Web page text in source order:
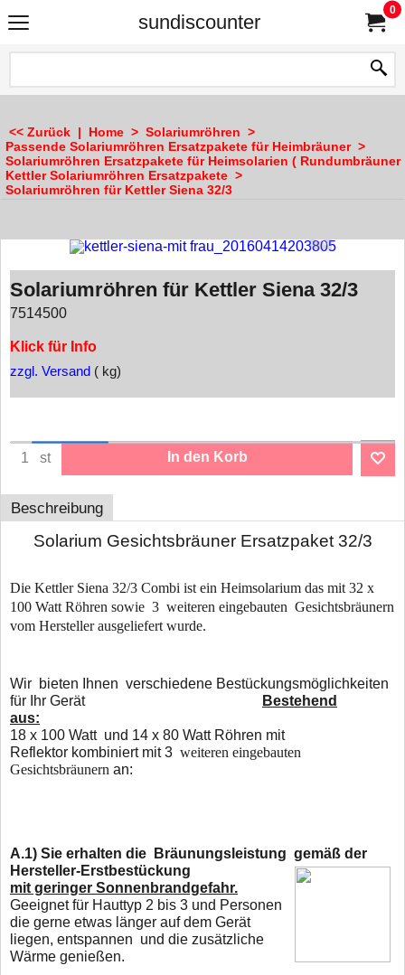
sundiscounter
0
<< Zurück | Home > Solariumröhren >
Passende Solariumröhren Ersatzpakete für Heimbräuner>
Solariumröhren Ersatzpakete für Heimsolarien ( Rundumbräuner
Kettler Solariumröhren Ersatzpakete >
Solariumröhren für Kettler Siena 32/3
Solariumröhren für Kettler Siena 32/3
7514500
Klick für Info
zzgl. Versand kg
st In den Korb
Beschreibung
Solarium Gesichtsbräuner Ersatzpaket 32/3
Die Kettler Siena 32/3 Combi ist ein Heimsolarium das mit 32 x
100 Watt Röhren sowie 3 weiteren eingebauten Gesichtsbräunern
vom Hersteller ausgeliefert wurde.
Wir bieten Ihnen verschiedene Bestückungsmöglichkeiten
für Ihr Gerät
Bestehend
aus:
18 x 100 Watt und 14 x 80 Watt Röhren mit
Reflektor kombiniert mit 3 weiteren eingebauten
Gesichtsbräunern an:
A.1) Sie erhalten die Bräunungsleistung gemäß der
Hersteller-Erstbestückung
mit geringer Sonnenbrandgefahr.
Geeignet für Hauttyp 2 bis 3 und Personen
die gerne etwas länger auf dem Gerät
liegen, entspannen und die zusätzliche
Wärme genießen.